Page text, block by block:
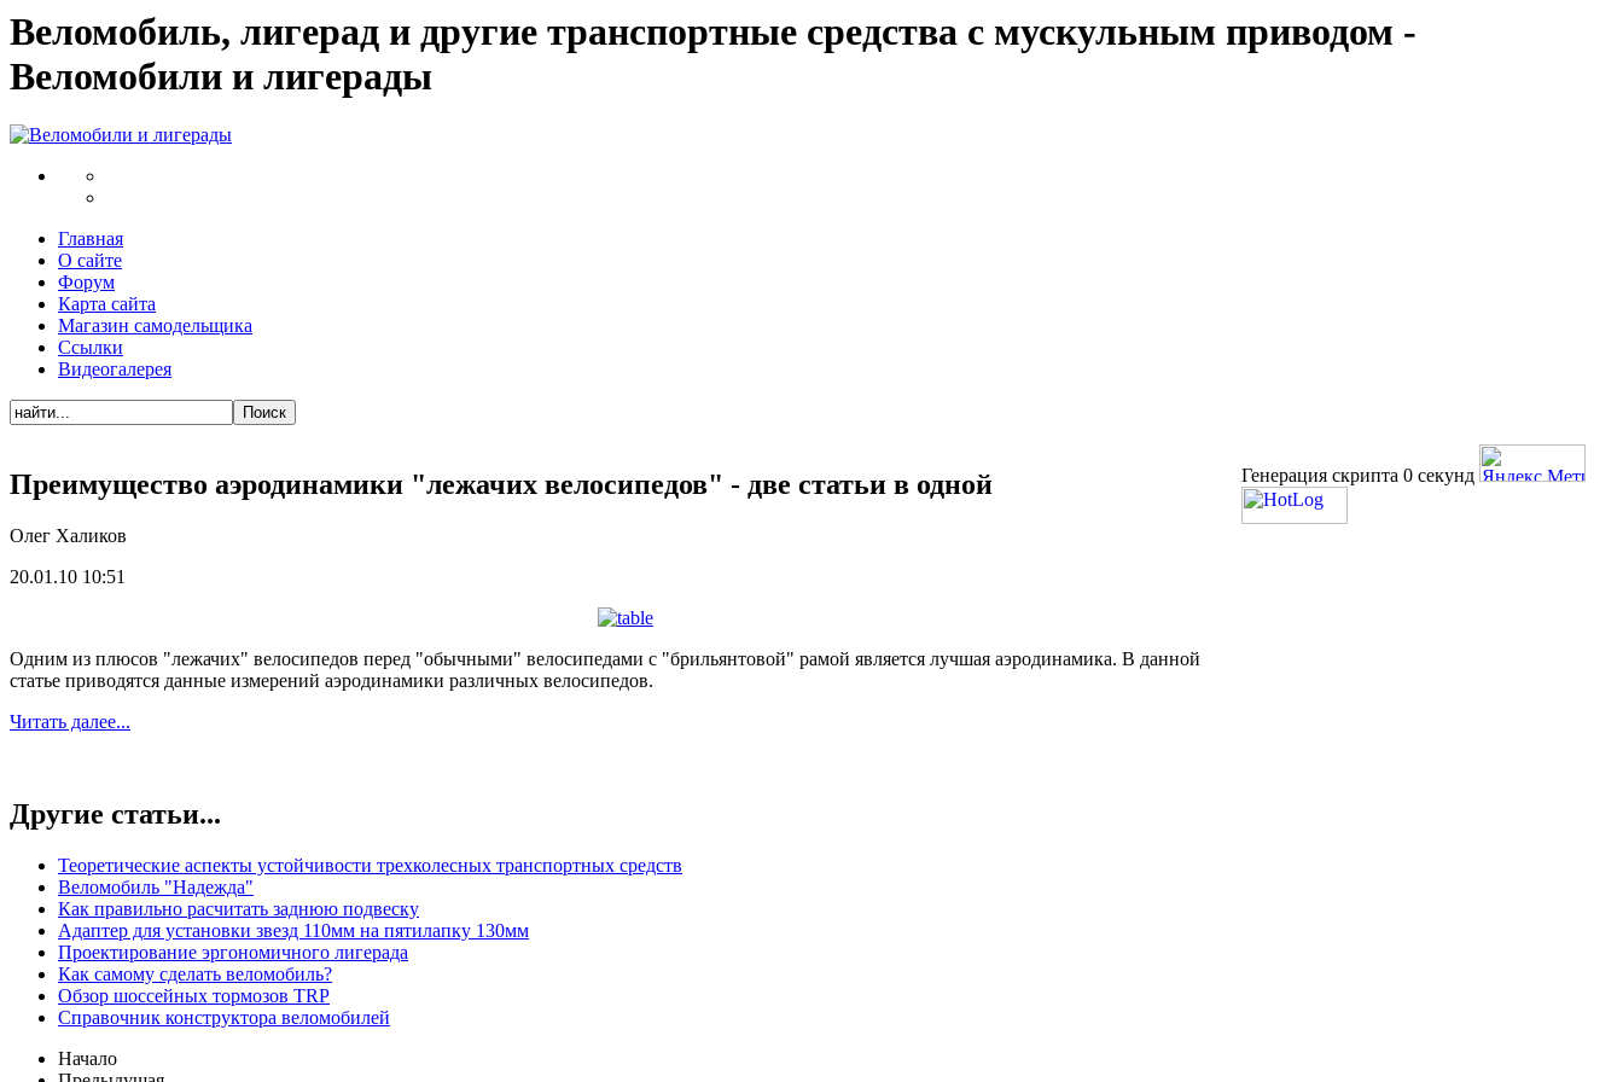
Веломобиль, лигерад и другие транспортные средства с мускульным приводом -
Веломобили и лигерады
Главная
О сайте
Форум
Карта сайта
Магазин самодельщика
Ссылки
Видеогалерея
Преимущество аэродинамики "лежачих велосипедов" - две статьи в одной
Олег Халиков
20.01.10 10:51
Одним из плюсов "лежачих" велосипедов перед "обычными" велосипедами с "брильянтовой" рамой является лучшая аэродинамика. В данной
статье приводятся данные измерений аэродинамики различных велосипедов.
Читать далее...
Другие статьи...
Теоретические аспекты устойчивости трехколесных транспортных средств
Веломобиль "Надежда"
Как правильно расчитать заднюю подвеску
Адаптер для установки звезд 110мм на пятилапку 130мм
Проектирование эргономичного лигерада
Как самому сделать веломобиль?
Обзор шоссейныx тормозов TRP
Справочник конструктора веломобилей
Начало
Генерация скрипта 0 секунд